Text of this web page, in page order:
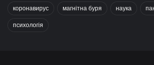
коронавирус магнітна буря наука
психологія